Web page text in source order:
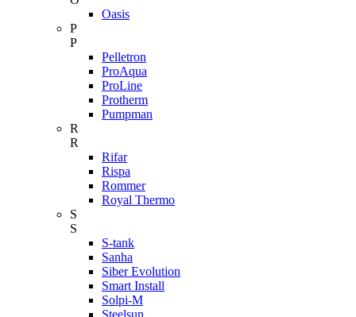
Oasis
P
P
Pelletron
ProAqua
ProLine
Protherm
Pumpman
R
R
Rifar
Rispa
Rommer
Royal Thermo
S
S
S-tank
Sanha
Siber Evolution
Smart Install
Solpi-M
Steelsun